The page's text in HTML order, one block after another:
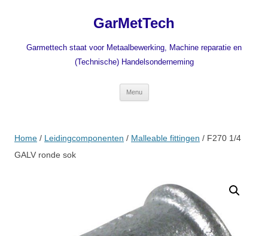
GarMetTech
Garmettech staat voor Metaalbewerking, Machine reparatie en
(Technische) Handelsonderneming
Menu
Home / Leidingcomponenten / Malleable fittingen / F270 1/4
GALV ronde sok